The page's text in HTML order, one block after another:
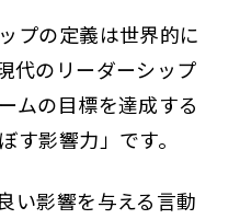
プの定義は世界的に
代のリーダーシップ
ムの目標を達成する
す影響力」です。
い影響を与える言動